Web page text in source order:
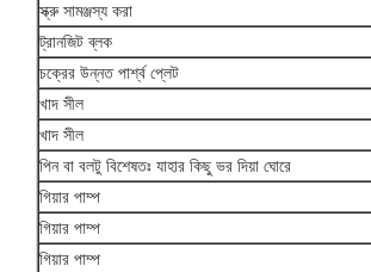
স্ক্রু সামঞ্জস্য করা
ট্রানজিট ব্লক
চক্রের উন্নত পার্শ্ব প্লেট
খাদ সীল
খাদ সীল
পিন বা বলটু বিশেষতঃ যাহার কিছু ভর দিয়া ঘোরে
গিয়ার পাম্প
গিয়ার পাম্প
গিয়ার পাম্প